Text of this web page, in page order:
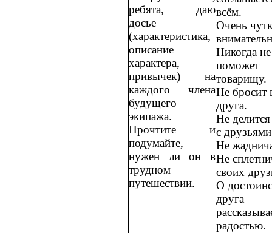
ребята, даю
досье
(характеристика,
описание
характера,
привычек) на
каждого члена
будущего
экипажа.
Прочтите и
подумайте,
нужен ли он в
трудном
путешествии.
всём.
Очень
Никогда не
поможет
Не бросит
друга.
Не
с
Не
Не
своих
О
друга
радостью.